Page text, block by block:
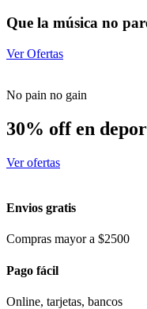
Que la música no
Ver Ofertas
No pain no gain
30% off en
Ver ofertas
Envios gratis
Compras mayor a $2500
Pago fácil
Online, tarjetas, bancos